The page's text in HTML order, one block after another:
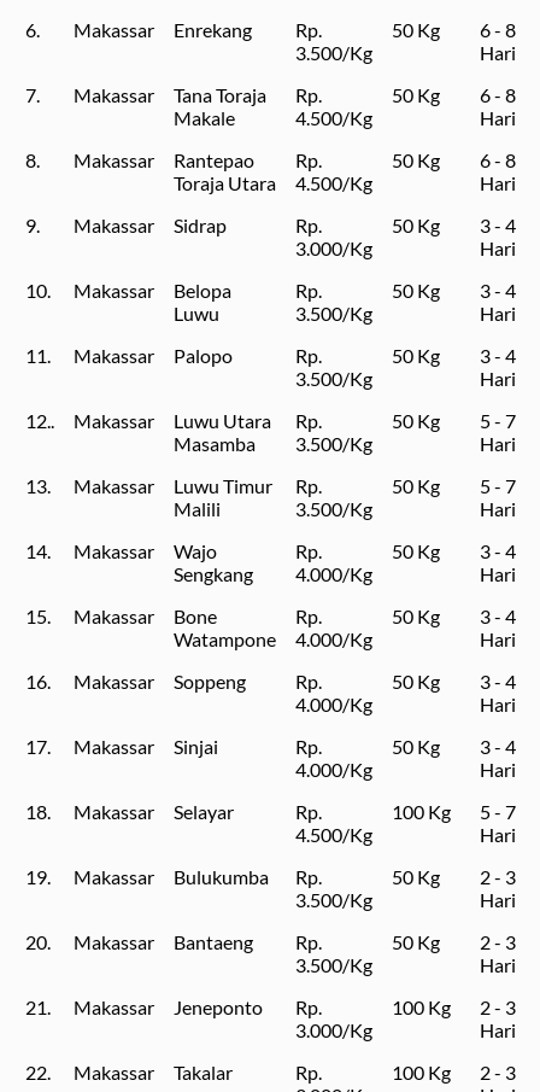
6.
Makassar Enrekang
Rp.
3.500/Kg
50 Kg
6 - 8
Hari
7.
Makassar
Tana Toraja
Makale
Rp.
4.500/Kg
50 Kg
6 - 8
Hari
8.
Makassar
Rantepao
Toraja Utara
Rp.
4.500/Kg
50 Kg
6 - 8
Hari
9.
Makassar Sidrap
Rp.
3.000/Kg
50 Kg
3 - 4
Hari
10.
Makassar
Belopa
Luwu
Rp.
3.500/Kg
50 Kg
3 - 4
Hari
11.
Makassar Palopo
Rp.
3.500/Kg
50 Kg
3 - 4
Hari
12..
Makassar
Luwu Utara
Masamba
Rp.
3.500/Kg
50 Kg
5 - 7
Hari
13.
Makassar
Luwu Timur
Malili
Rp.
3.500/Kg
50 Kg
5 - 7
Hari
14.
Makassar
Wajo
Sengkang
Rp.
4.000/Kg
50 Kg
3 - 4
Hari
15.
Makassar
Bone
Watampone
Rp.
4.000/Kg
50 Kg
3 - 4
Hari
16.
Makassar Soppeng
Rp.
4.000/Kg
50 Kg
3 - 4
Hari
17.
Makassar Sinjai
Rp.
4.000/Kg
50 Kg
3 - 4
Hari
18.
Makassar Selayar
Rp.
4.500/Kg
100 Kg
5 - 7
Hari
19.
Makassar Bulukumba
Rp.
3.500/Kg
50 Kg
2 - 3
Hari
20.
Makassar Bantaeng
Rp.
3.500/Kg
50 Kg
2 - 3
Hari
21.
Makassar Jeneponto
Rp.
3.000/Kg
100 Kg
2 - 3
Hari
22.
Makassar Takalar
Rp.
100 Kg
2 - 3